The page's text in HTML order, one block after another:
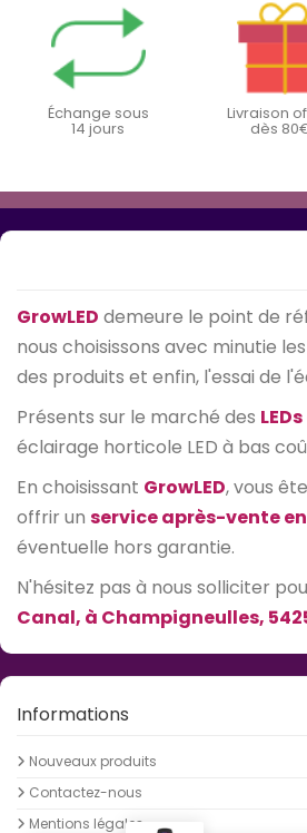
Échange sous
14 jours
Livraison
dès
GrowLED demeure le point de
nous choisissons avec minutie
des produits et enfin, l'essai de
Présents sur le marché des LEDs
éclairage horticole LED à bas
En choisissant GrowLED, vous
offrir un service après-vente
éventuelle hors garantie.
N'hésitez pas à nous solliciter
Canal, à Champigneulles,
Informations
Nouveaux produits
Contactez-nous
Mentions légales